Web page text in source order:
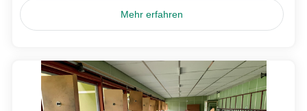
Mehr erfahren